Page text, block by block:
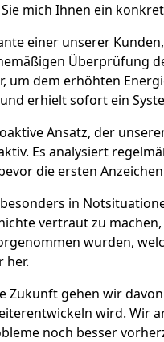
mich Ihnen ein
einer unserer
Überprüfung
um dem erhöhten
erhielt sofort ein
Ansatz, der
Es analysiert
die ersten
in
vertraut zu
wurden,
her.
Zukunft gehen wir
wird. Wir
noch besser